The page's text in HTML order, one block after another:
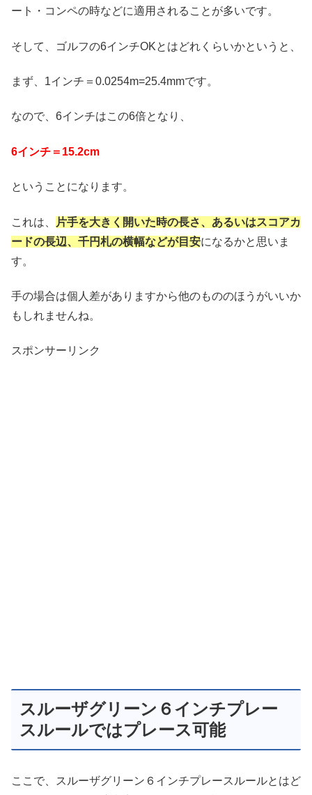
ート・コンペの時などに適用されることが多いです。
そして、ゴルフの6インチOKとはどれくらいかというと、
まず、1インチ＝0.0254m=25.4mmです。
なので、6インチはこの6倍となり、
6インチ＝15.2cm
ということになります。
これは、
片手を大きく開いた時の長さ、あるいはスコアカ
ードの長辺、千円札の横幅などが目安になるかと思いま
す。
手の場合は個人差がありますから他のもののほうがいいか
もしれませんね。
スポンサーリンク
スルーザグリーン６インチプレー
スルールではプレース可能
ここで、スルーザグリーン６インチプレースルールとはど